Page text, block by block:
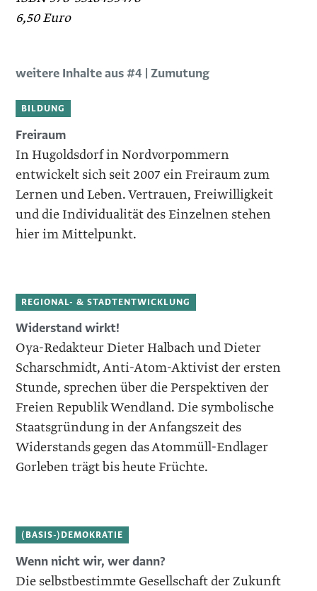
6,50 Euro
weitere Inhalte aus #4 | Zumutung
BILDUNG
Freiraum
In Hugoldsdorf in Nordvorpommern
entwickelt sich seit 2007 ein Freiraum zum
Lernen und Leben. Vertrauen, ­Freiwilligkeit
und die Individualität des Einzelnen stehen
hier im Mittelpunkt.
REGIONAL- & STADTENTWICKLUNG
Widerstand wirkt!
Oya-Redakteur Dieter Halbach und Dieter
Scharschmidt, Anti-Atom-Aktivist der ersten
Stunde, sprechen über die Perspektiven der
Freien Republik Wendland. Die symbolische
Staatsgründung in der Anfangszeit des
Widerstands gegen das Atommüll-Endlager
Gorleben trägt bis heute Früchte.
(BASIS-)DEMOKRATIE
Wenn nicht wir, wer dann?
Die selbstbestimmte Gesellschaft der Zukunft